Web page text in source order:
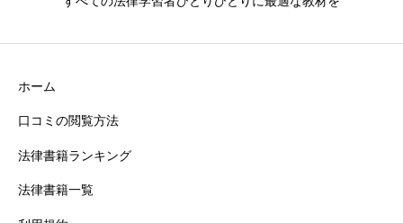
ホーム
口コミの閲覧方法
法律書籍ランキング
法律書籍一覧